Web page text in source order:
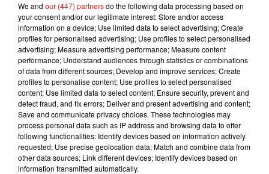
7 août 2026
Julien Lieb s’essaye à la vie de chatelain
dans son nouveau clip
7 août 2026
Madonna sort enfin le remix de « Love
Sensation » avec Kylie Minogue
We and our (447) partnersdo the following data processing based on
your consent and/or our legitimate interest: Store and/or access
information on a device; Use limited data to select advertising; Create
profiles for personalised advertising; Use profiles to select personalised
advertising; Measure advertising performance; Measure content
performance; Understand audiences through statistics or combinations
of data from different sources; Develop and improve services; Create
profiles to personalise content; Use profiles to select personalised
content; Use limited data to select content; Ensure security, prevent and
detect fraud, and fix errors; Deliver and present advertising and content;
Save and communicate privacy choices. These technologies may
process personal data such as IP address and browsing data to offer
following functionalities: Identify devices based on information actively
requested; Use precise geolocation data; Match and combine data from
other data sources; Link different devices; Identify devices based on
information transmitted automatically.